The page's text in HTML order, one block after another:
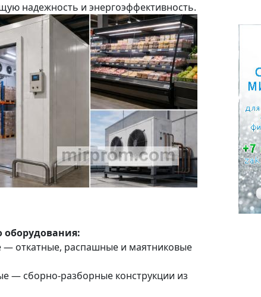
надежность и энергоэффективность.
оборудования:
— откатные, распашные и маятниковые
— сборно-разборные конструкции из